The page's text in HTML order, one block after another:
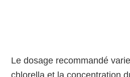
Le dosage recommandé
chlorella et la concentration